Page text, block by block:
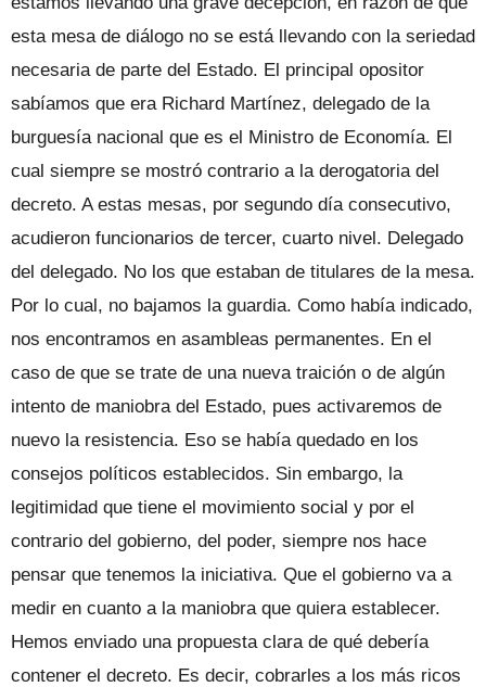
esta mesa de diálogo no se está llevando con la seriedad
necesaria de parte del Estado. El principal opositor
sabíamos que era Richard Martínez, delegado de la
burguesía nacional que es el Ministro de Economía. El
cual siempre se mostró contrario a la derogatoria del
decreto. A estas mesas, por segundo día consecutivo,
acudieron funcionarios de tercer, cuarto nivel. Delegado
del delegado. No los que estaban de titulares de la mesa.
Por lo cual, no bajamos la guardia. Como había indicado,
nos encontramos en asambleas permanentes. En el
caso de que se trate de una nueva traición o de algún
intento de maniobra del Estado, pues activaremos de
nuevo la resistencia. Eso se había quedado en los
consejos políticos establecidos. Sin embargo, la
legitimidad que tiene el movimiento social y por el
contrario del gobierno, del poder, siempre nos hace
pensar que tenemos la iniciativa. Que el gobierno va a
medir en cuanto a la maniobra que quiera establecer.
Hemos enviado una propuesta clara de qué debería
contener el decreto. Es decir, cobrarles a los más ricos